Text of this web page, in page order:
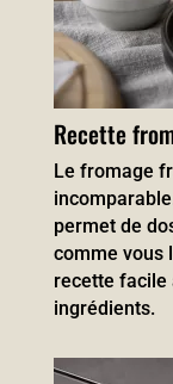
Recette
Le fromage
permet de
comme vous
recette facile
ingrédients.